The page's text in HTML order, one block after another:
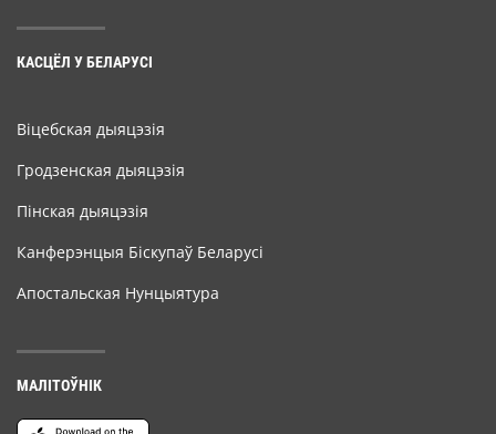
КАСЦЁЛ У БЕЛАРУСІ
Віцебская дыяцэзія
Гродзенская дыяцэзія
Пінская дыяцэзія
Канферэнцыя Біскупаў Беларусі
Апостальская Нунцыятура
МАЛІТОЎНІК